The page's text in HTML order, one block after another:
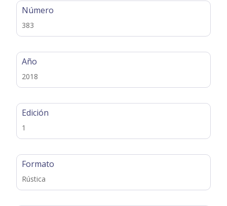
Número
383
Año
2018
Edición
1
Formato
Rústica